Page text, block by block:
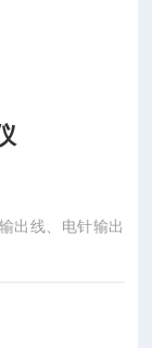
出线、电针输出